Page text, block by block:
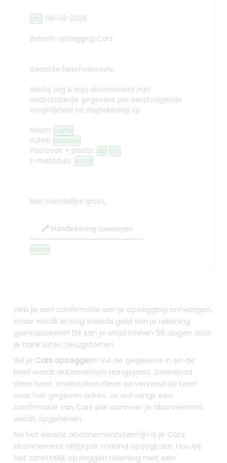
city, 08-08-2026
Betreft: opzegging Cars
Geachte heer/mevrouw,
Hierbij zeg ik mijn abonnement met
onderstaande gegevens per eerstvolgende
mogelijkheid na dagtekening op.
Naam: name
Adres: address
Postcode + plaats: zip city
E-mailadres: email
Met vriendelijke groet,
edit Handtekening toevoegen
name
Heb je een confirmatie van je opzegging ontvangen,
maar wordt er nog steeds geld van je rekening
geïncasseerd? Dit kan je altijd binnen 56 dagen door
je bank laten terugstorten.
Wil je Cars opzeggen? Vul de gegevens in en de
brief wordt automatisch aangepast. Download
deze brief, onderteken deze en verzend de brief
naar het gegeven adres. Je ontvangt een
confirmatie van Cars per wanneer je abonnement
wordt opgeheven.
Na het eerste abonnementstermijn is je Cars
abonnement altijd per maand opzegbaar. Hou bij
het schriftelijk opzeggen rekening met een